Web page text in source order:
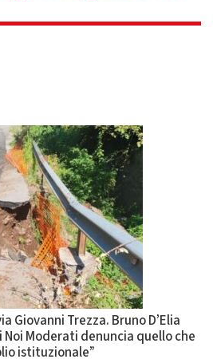
Giovanni Trezza. Bruno D’Elia
Moderati denuncia quello che
istituzionale”